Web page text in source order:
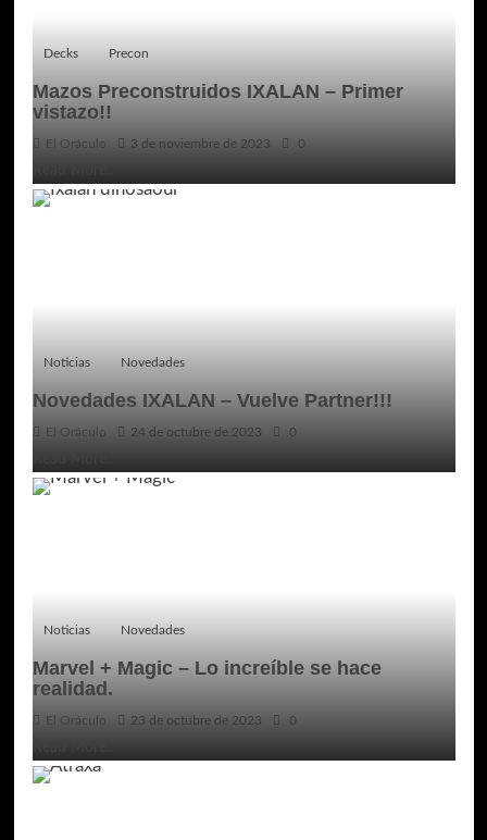
Decks Precon
Mazos Preconstruidos IXALAN – Primer
vistazo!!
El Oráculo 3 de noviembre de 2023 0
Noticias Novedades
Novedades IXALAN – Vuelve Partner!!!
El Oráculo 24 de octubre de 2023 0
Noticias Novedades
Marvel + Magic – Lo increíble se hace
realidad.
El Oráculo 23 de octubre de 2023 0